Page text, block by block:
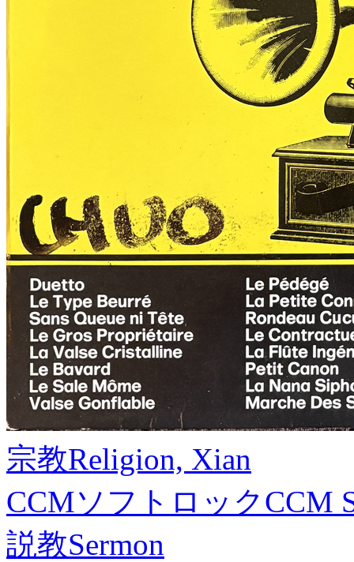
宗教Religion, Xian
CCMソフトロックCCM
説教Sermon